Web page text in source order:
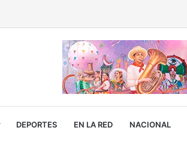
DEPORTES EN LA RED NACIONAL